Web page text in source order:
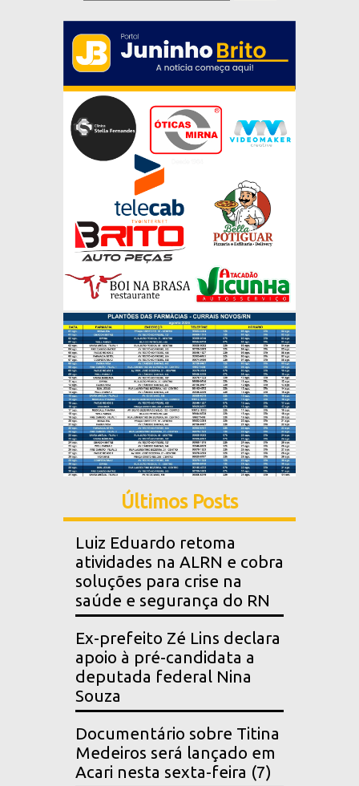
Últimos Posts
Luiz Eduardo retoma
atividades na ALRN e cobra
soluções para crise na
saúde e segurança do RN
Ex-prefeito Zé Lins declara
apoio à pré-candidata a
deputada federal Nina
Souza
Documentário sobre Titina
Medeiros será lançado em
Acari nesta sexta-feira (7)